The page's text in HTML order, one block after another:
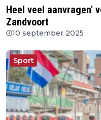
Heel veel aanvragen'
Zandvoort
10 september 2025
Sport